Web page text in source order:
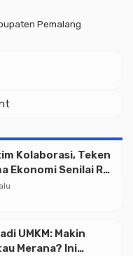
Pemalang
Kolaborasi, Teken
Ekonomi Senilai Rp
UMKM: Makin
Merana? Ini